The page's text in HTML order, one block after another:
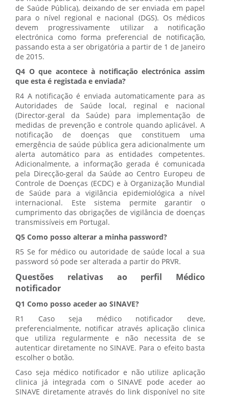
de Saúde Pública), deixando de ser enviada em papel
para o nível regional e nacional (DGS). Os médicos
devem progressivamente utilizar a notificação
electrónica como forma preferencial de notificação,
passando esta a ser obrigatória a partir de 1 de Janeiro
de 2015.
Q4 O que acontece à notificação electrónica assim
que esta é registada e enviada?
R4 A notificação é enviada automaticamente para as
Autoridades de Saúde local, reginal e nacional
(Director-geral da Saúde) para implementação de
medidas de prevenção e controle quando aplicável. A
notificação de doenças que constituem uma
emergência de saúde pública gera adicionalmente um
alerta automático para as entidades competentes.
Adicionalmente, a informação gerada é comunicada
pela Direcção-geral da Saúde ao Centro Europeu de
Controle de Doenças (ECDC) e à Organização Mundial
de Saúde para a vigilância epidemiológica a nível
internacional. Este sistema permite garantir o
cumprimento das obrigações de vigilância de doenças
transmissíveis em Portugal.
Q5 Como posso alterar a minha password?
R5 Se for médico ou autoridade de saúde local a sua
password só pode ser alterada a partir do PRVR.
Questões relativas ao perfil Médico
notificador
Q1 Como posso aceder ao SINAVE?
R1 Caso seja médico notificador deve,
preferencialmente, notificar através aplicação clinica
que utiliza regularmente e não necessita de se
autenticar diretamente no SINAVE. Para o efeito basta
escolher o botão.
Caso seja médico notificador e não utilize aplicação
clinica já integrada com o SINAVE pode aceder ao
SINAVE diretamente através do link disponível no site